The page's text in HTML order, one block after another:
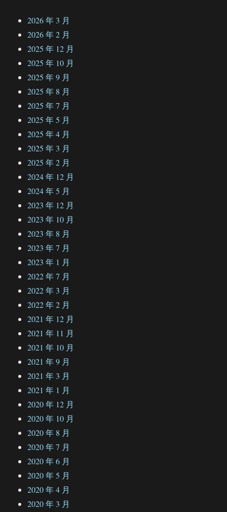
2026 年 3 月
2026 年 2 月
2025 年 12 月
2025 年 10 月
2025 年 9 月
2025 年 8 月
2025 年 7 月
2025 年 5 月
2025 年 4 月
2025 年 3 月
2025 年 2 月
2024 年 12 月
2024 年 5 月
2023 年 12 月
2023 年 10 月
2023 年 8 月
2023 年 7 月
2023 年 1 月
2022 年 7 月
2022 年 3 月
2022 年 2 月
2021 年 12 月
2021 年 11 月
2021 年 10 月
2021 年 9 月
2021 年 3 月
2021 年 1 月
2020 年 12 月
2020 年 10 月
2020 年 8 月
2020 年 7 月
2020 年 6 月
2020 年 5 月
2020 年 4 月
2020 年 3 月